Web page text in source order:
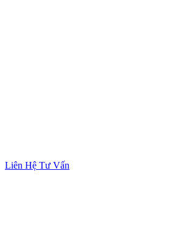
Liên Hệ Tư Vấn